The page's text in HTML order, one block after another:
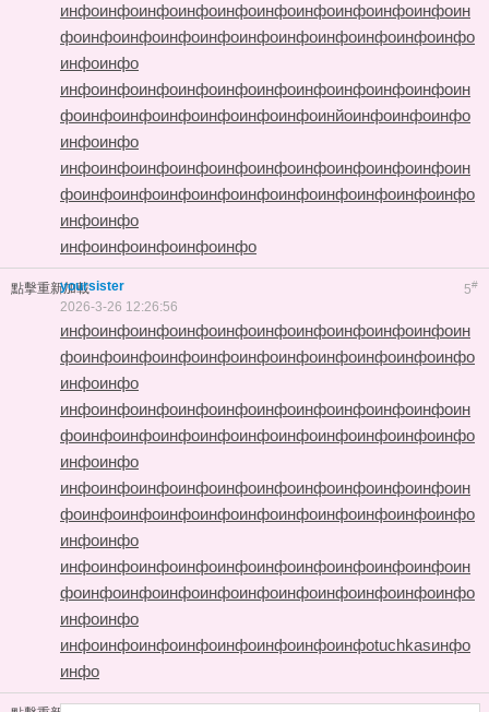
инфоинфоинфоинфоинфоинфоинфоинфоинфоинфоин
фоинфоинфоинфоинфоинфоинфоинфоинфоинфоинфо
инфоинфо
инфоинфоинфоинфоинфоинфоинфоинфоинфоинфоин
фоинфоинфоинфоинфоинфоинфоинйоинфоинфоинфо
инфоинфо
инфоинфоинфоинфоинфоинфоинфоинфоинфоинфоин
фоинфоинфоинфоинфоинфоинфоинфоинфоинфоинфо
инфоинфо
инфоинфоинфоинфоинфо
點擊重新加載 5#
yoursister
2026-3-26 12:26:56
инфоинфоинфоинфоинфоинфоинфоинфоинфоинфоин
фоинфоинфоинфоинфоинфоинфоинфоинфоинфоинфо
инфоинфо
инфоинфоинфоинфоинфоинфоинфоинфоинфоинфоин
фоинфоинфоинфоинфоинфоинфоинфоинфоинфоинфо
инфоинфо
инфоинфоинфоинфоинфоинфоинфоинфоинфоинфоин
фоинфоинфоинфоинфоинфоинфоинфоинфоинфоинфо
инфоинфо
инфоинфоинфоинфоинфоинфоинфоинфоинфоинфоин
фоинфоинфоинфоинфоинфоинфоинфоинфоинфоинфо
инфоинфо
инфоинфоинфоинфоинфоинфоинфоинфоtuchkasинфо
инфо